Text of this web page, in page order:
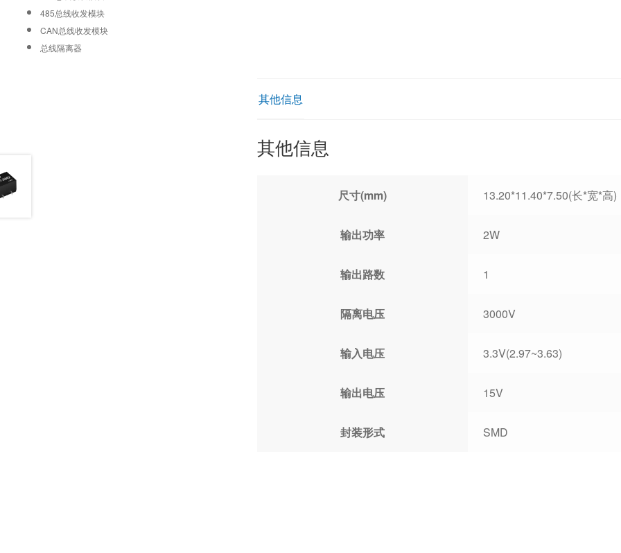
其他信息
其他信息
尺寸(mm) 13.20*11.40*7.50(长*宽*高)
输出功率 2W
输出路数 1
隔离电压 3000V
输入电压 3.3V(2.97~3.63)
输出电压 15V
封装形式 SMD
485总线收发模块
CAN总线收发模块
总线隔离器